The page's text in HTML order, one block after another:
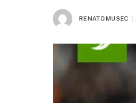
RENATO MUSEC